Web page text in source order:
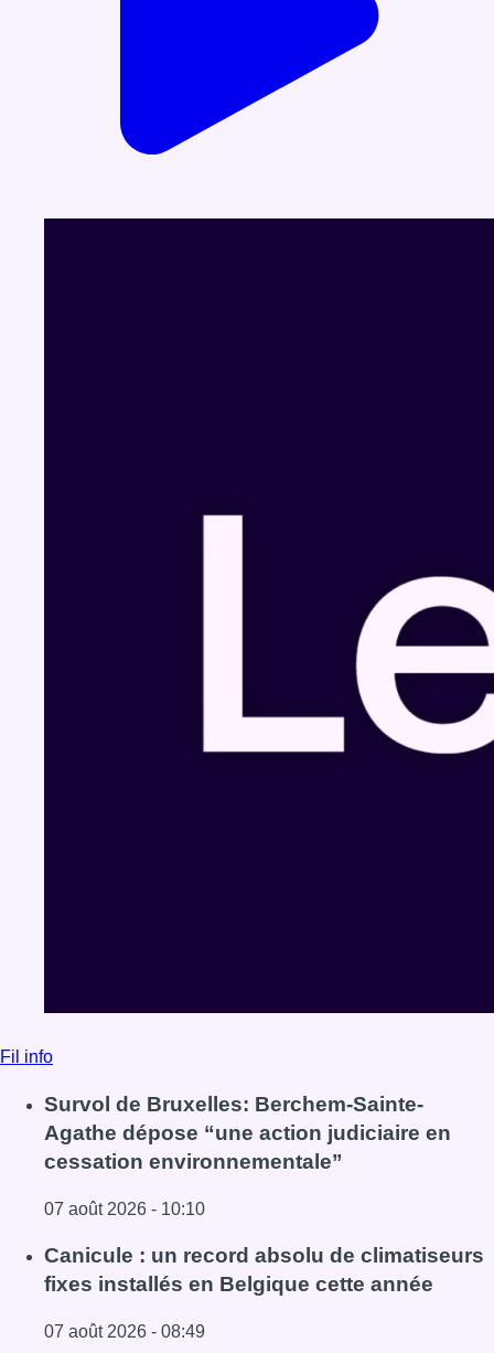
Fil info
Survol de Bruxelles: Berchem-Sainte-
Agathe dépose “une action judiciaire en
cessation environnementale”
07 août 2026 - 10:10
Lire l'article Survol de Bruxelles: Berchem-Sainte-
Canicule : un record absolu de climatiseurs
fixes installés en Belgique cette année
07 août 2026 - 08:49